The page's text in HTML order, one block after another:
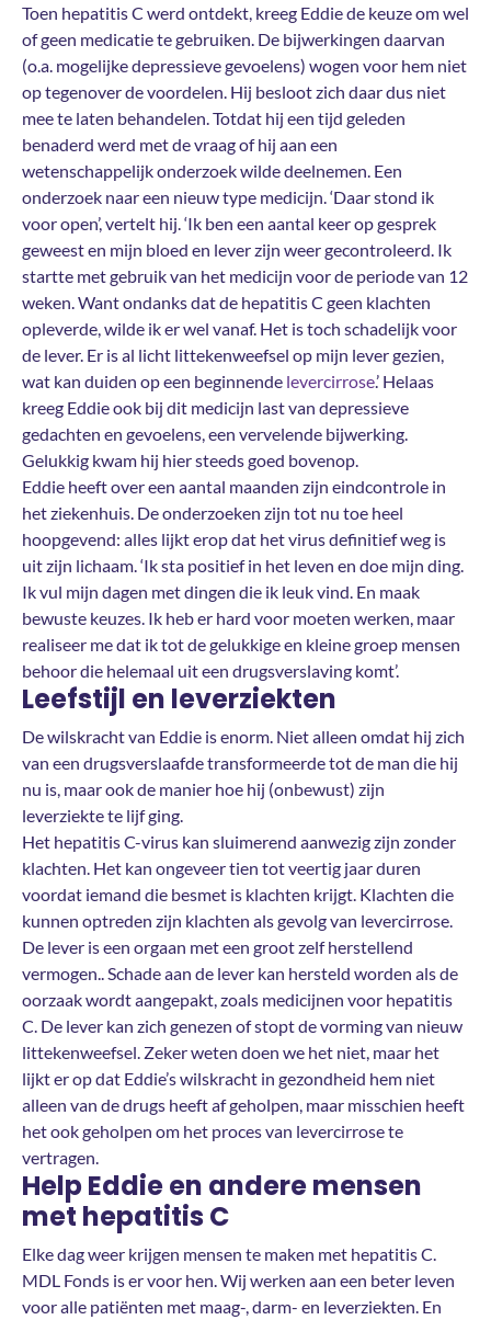
Toen hepatitis C werd ontdekt, kreeg Eddie de keuze om wel
of geen medicatie te gebruiken. De bijwerkingen daarvan
(o.a. mogelijke depressieve gevoelens) wogen voor hem niet
op tegenover de voordelen. Hij besloot zich daar dus niet
mee te laten behandelen. Totdat hij een tijd geleden
benaderd werd met de vraag of hij aan een
wetenschappelijk onderzoek wilde deelnemen. Een
onderzoek naar een nieuw type medicijn. ‘Daar stond ik
voor open’, vertelt hij. ‘Ik ben een aantal keer op gesprek
geweest en mijn bloed en lever zijn weer gecontroleerd. Ik
startte met gebruik van het medicijn voor de periode van 12
weken. Want ondanks dat de hepatitis C geen klachten
opleverde, wilde ik er wel vanaf. Het is toch schadelijk voor
de lever. Er is al licht littekenweefsel op mijn lever gezien,
wat kan duiden op een beginnende levercirrose.’ Helaas
kreeg Eddie ook bij dit medicijn last van depressieve
gedachten en gevoelens, een vervelende bijwerking.
Gelukkig kwam hij hier steeds goed bovenop.
Eddie heeft over een aantal maanden zijn eindcontrole in
het ziekenhuis. De onderzoeken zijn tot nu toe heel
hoopgevend: alles lijkt erop dat het virus definitief weg is
uit zijn lichaam. ‘Ik sta positief in het leven en doe mijn ding.
Ik vul mijn dagen met dingen die ik leuk vind. En maak
bewuste keuzes. Ik heb er hard voor moeten werken, maar
realiseer me dat ik tot de gelukkige en kleine groep mensen
behoor die helemaal uit een drugsverslaving komt’.
Leefstijl en leverziekten
De wilskracht van Eddie is enorm. Niet alleen omdat hij zich
van een drugsverslaafde transformeerde tot de man die hij
nu is, maar ook de manier hoe hij (onbewust) zijn
leverziekte te lijf ging.
Het hepatitis C-virus kan sluimerend aanwezig zijn zonder
klachten. Het kan ongeveer tien tot veertig jaar duren
voordat iemand die besmet is klachten krijgt. Klachten die
kunnen optreden zijn klachten als gevolg van levercirrose.
De lever is een orgaan met een groot zelf herstellend
vermogen.. Schade aan de lever kan hersteld worden als de
oorzaak wordt aangepakt, zoals medicijnen voor hepatitis
C. De lever kan zich genezen of stopt de vorming van nieuw
littekenweefsel. Zeker weten doen we het niet, maar het
lijkt er op dat Eddie’s wilskracht in gezondheid hem niet
alleen van de drugs heeft af geholpen, maar misschien heeft
het ook geholpen om het proces van levercirrose te
vertragen.
Help Eddie en andere mensen
met hepatitis C
Elke dag weer krijgen mensen te maken met hepatitis C.
MDL Fonds is er voor hen. Wij werken aan een beter leven
voor alle patiënten met maag-, darm- en leverziekten. En